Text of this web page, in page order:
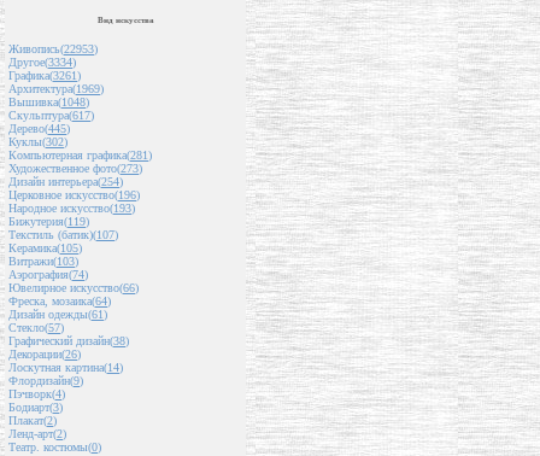
Вид искусства
Живопись(22953)
Другое(3334)
Графика(3261)
Архитектура(1969)
Вышивка(1048)
Скульптура(617)
Дерево(445)
Куклы(302)
Компьютерная графика(281)
Художественное фото(273)
Дизайн интерьера(254)
Церковное искусство(196)
Народное искусство(193)
Бижутерия(119)
Текстиль (батик)(107)
Керамика(105)
Витражи(103)
Аэрография(74)
Ювелирное искусство(66)
Фреска, мозаика(64)
Дизайн одежды(61)
Стекло(57)
Графический дизайн(38)
Декорации(26)
Лоскутная картина(14)
Флордизайн(9)
Пэчворк(4)
Бодиарт(3)
Плакат(2)
Ленд-арт(2)
Театр. костюмы(0)